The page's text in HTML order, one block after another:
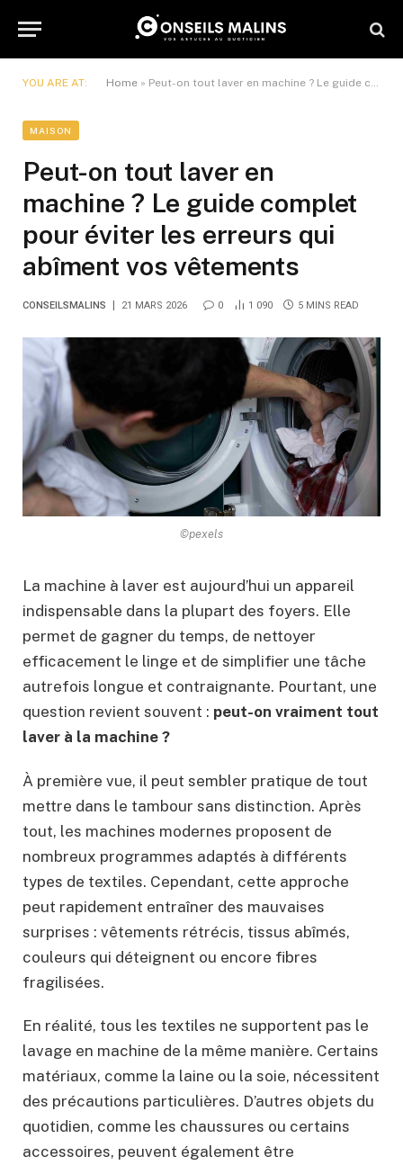
YOU ARE AT: Home » Peut-on tout laver en machine ? Le guide complet pour éviter les erreurs qui abîment vos vêtements
MAISON
Peut-on tout laver en
machine ? Le guide complet
pour éviter les erreurs qui
abîment vos vêtements
CONSEILSMALINS 21 MARS 2026 0 1 090 5 MINS READ
©pexels
La machine à laver est aujourd’hui un appareil
indispensable dans la plupart des foyers. Elle
permet de gagner du temps, de nettoyer
efficacement le linge et de simplifier une tâche
autrefois longue et contraignante. Pourtant, une
question revient souvent : peut-on vraiment tout
laver à la machine ?
À première vue, il peut sembler pratique de tout
mettre dans le tambour sans distinction. Après
tout, les machines modernes proposent de
nombreux programmes adaptés à différents
types de textiles. Cependant, cette approche
peut rapidement entraîner des mauvaises
surprises : vêtements rétrécis, tissus abîmés,
couleurs qui déteignent ou encore fibres
fragilisées.
En réalité, tous les textiles ne supportent pas le
lavage en machine de la même manière. Certains
matériaux, comme la laine ou la soie, nécessitent
des précautions particulières. D’autres objets du
quotidien, comme les chaussures ou certains
accessoires, peuvent également être